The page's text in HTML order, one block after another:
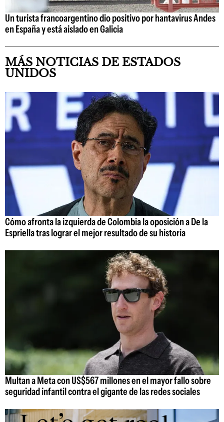
Un turista francoargentino dio positivo por hantavirus Andes
en España y está aislado en Galicia
MÁS NOTICIAS DE ESTADOS
UNIDOS
Cómo afronta la izquierda de Colombia la oposición a De la
Espriella tras lograr el mejor resultado de su historia
Multan a Meta con US$567 millones en el mayor fallo sobre
seguridad infantil contra el gigante de las redes sociales